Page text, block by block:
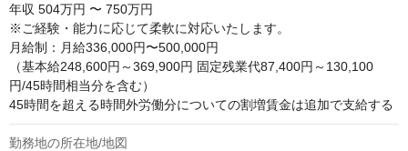
年収 504万円 〜 750万円
※ご経験・能力に応じて柔軟に対応いたします。
月給制：月給336,000円〜500,000円
（基本給248,600円～369,900円 固定残業代87,400円～130,100
円/45時間相当分を含む）
45時間を超える時間外労働分についての割増賃金は追加で支給する
勤務地の所在地/地図